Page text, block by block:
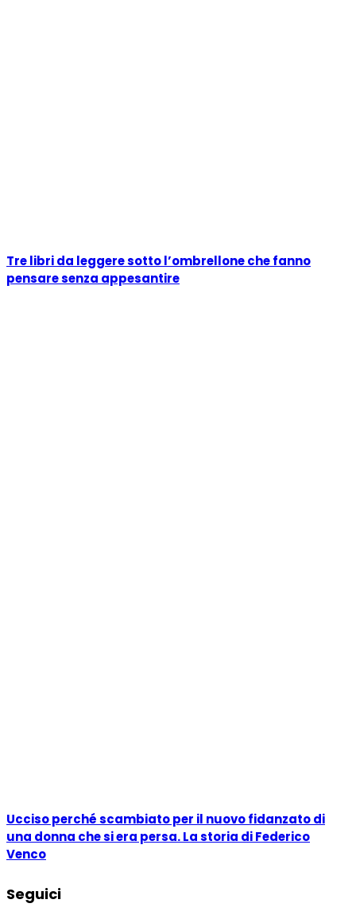
Tre libri da leggere sotto l’ombrellone che fanno
pensare senza appesantire
Ucciso perché scambiato per il nuovo fidanzato di
una donna che si era persa. La storia di Federico
Venco
Seguici